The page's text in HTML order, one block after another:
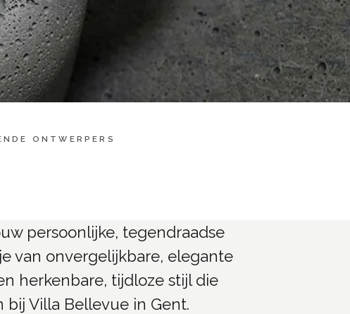
ONTWERPERS
persoonlijke, tegendraadse
van onvergelijkbare, elegante
herkenbare, tijdloze stijl die
bij Villa Bellevue in Gent.